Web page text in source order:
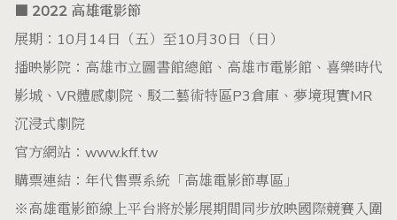
■ 2022 高雄電影節
展期：10月14日（五）至10月30日（日）
播映影院：高雄市立圖書館總館、高雄市電影館、喜樂時代
影城、VR體感劇院、駁二藝術特區P3倉庫、夢境現實MR
沉浸式劇院
官方網站： www.kff.tw
購票連結： 年代售票系統「高雄電影節專區」
※高雄電影節線上平台將於影展期間同步放映國際競賽入圍